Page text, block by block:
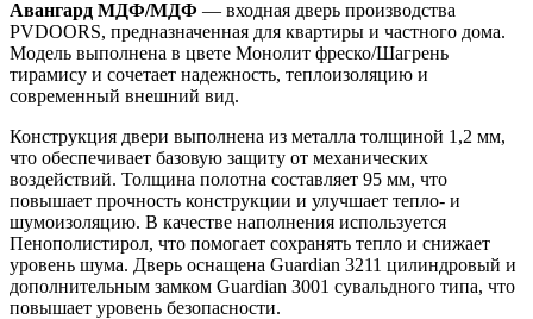
Авангард МДФ/МДФ — входная дверь производства
PVDOORS, предназначенная для квартиры и частного дома.
Модель выполнена в цвете Монолит фреско/Шагрень
тирамису и сочетает надежность, теплоизоляцию и
современный внешний вид.
Конструкция двери выполнена из металла толщиной 1,2 мм,
что обеспечивает базовую защиту от механических
воздействий. Толщина полотна составляет 95 мм, что
повышает прочность конструкции и улучшает тепло- и
шумоизоляцию. В качестве наполнения используется
Пенополистирол, что помогает сохранять тепло и снижает
уровень шума. Дверь оснащена Guardian 3211 цилиндровый и
дополнительным замком Guardian 3001 сувальдного типа, что
повышает уровень безопасности.